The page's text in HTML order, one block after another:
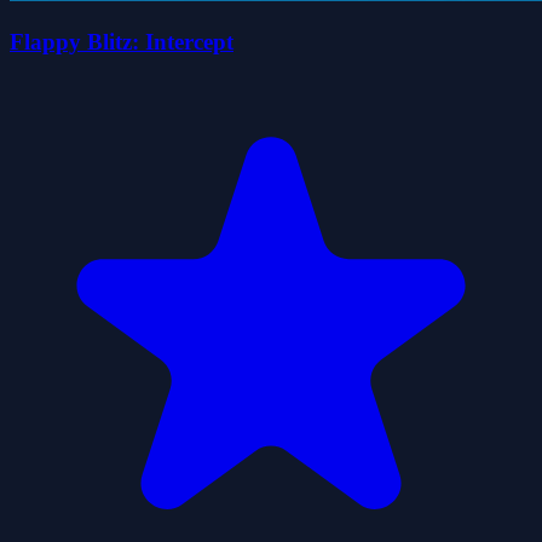
Flappy Blitz: Intercept